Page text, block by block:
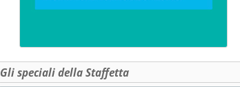
Gli speciali della Staffetta